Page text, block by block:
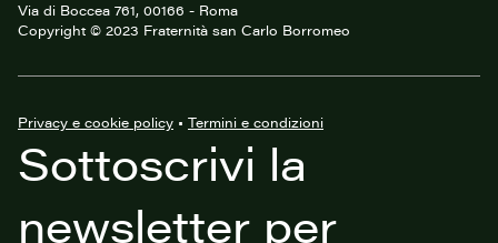
Via di Boccea 761, 00166 - Roma
Copyright © 2023 Fraternità san Carlo Borromeo
Privacy e cookie policy • Termini e condizioni
Sottoscrivi la
newsletter per